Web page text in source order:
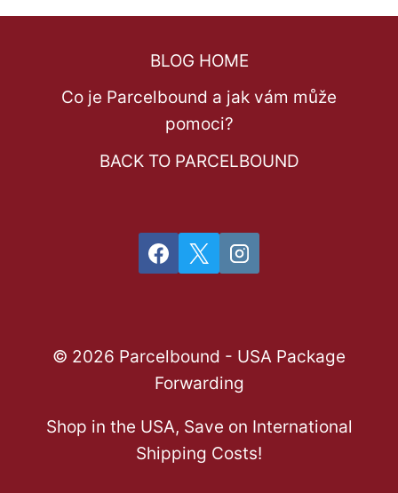
BLOG HOME
Co je Parcelbound a jak vám může
pomoci?
BACK TO PARCELBOUND
© 2026 Parcelbound - USA Package
Forwarding
Shop in the USA, Save on International
Shipping Costs!